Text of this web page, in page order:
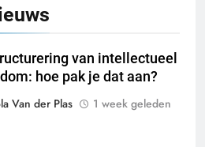
van intellectueel
hoe pak je dat aan?
Van der Plas
1 week geleden